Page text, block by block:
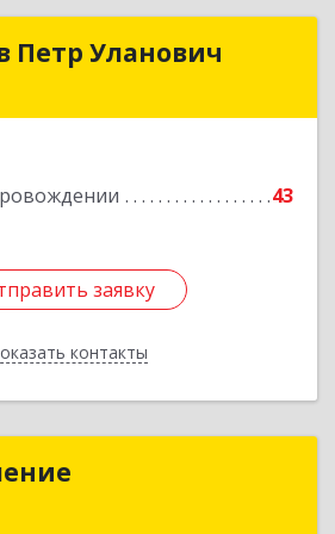
Петр Уланович
43
заявку
контакты
Петр Уланович
Подробнее
заявку
Назад
Верное решение